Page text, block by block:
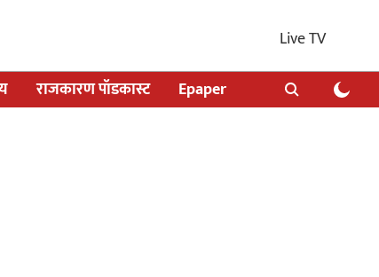
Live TV
राजकारण पॉडकास्ट Epaper